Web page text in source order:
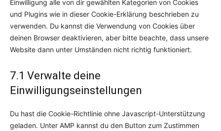
Einwilligung alle von dir gewählten Kategorien von Cookies
und Plugins wie in dieser Cookie-Erklärung beschrieben zu
verwenden. Du kannst die Verwendung von Cookies über
deinen Browser deaktivieren, aber bitte beachte, dass unsere
Website dann unter Umständen nicht richtig funktioniert.
7.1 Verwalte deine
Einwilligungseinstellungen
Du hast die Cookie-Richtlinie ohne Javascript-Unterstützung
geladen. Unter AMP kannst du den Button zum Zustimmen